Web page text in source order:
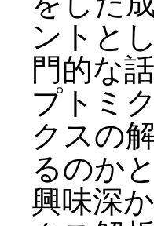
ントと
門的な
プトミ
クスの
るのか
興味深